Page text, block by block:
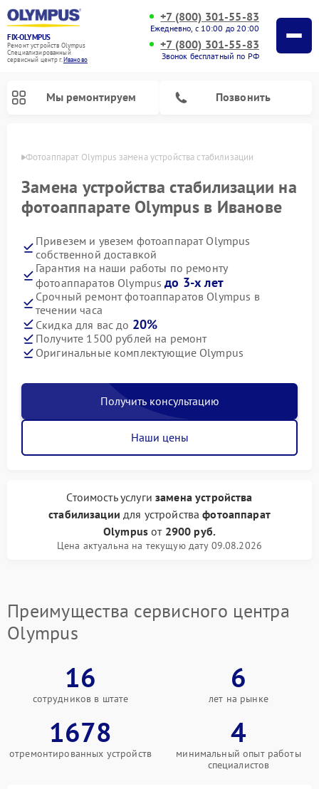
FIX-OLYMPUS
Ремонт устройств Olympus
Специализированный
cервисный центр г.Иваново
+7 (800) 301-55-83
Ежедневно, с 10:00 до 20:00
+7 (800) 301-55-83
Звонок бесплатный по РФ
Мы ремонтируем Позвонить
Фотоаппарат Olympus замена устройства стабилизации
Замена устройства стабилизации на
фотоаппарате Olympus в Иванове
Привезем и увезем фотоаппарат Olympus
собственной доставкой
Гарантия на наши работы по ремонту
фотоаппаратов Olympusдо 3-х лет
Срочный ремонт фотоаппаратов Olympus в
течении часа
Скидка для вас до 20%
Получите 1500 рублей на ремонт
Оригинальные комплектующие Olympus
Получить консультацию
Наши цены
Стоимость услуги замена устройства
стабилизации для устройствафотоаппарат
Olympus от 2900 руб.
Цена актуальна на текущую дату 09.08.2026
Преимущества сервисного центра
Olympus
16
сотрудников в штате
6
лет на рынке
1678
отремонтированных устройств
4
минимальный опыт работы
специалистов